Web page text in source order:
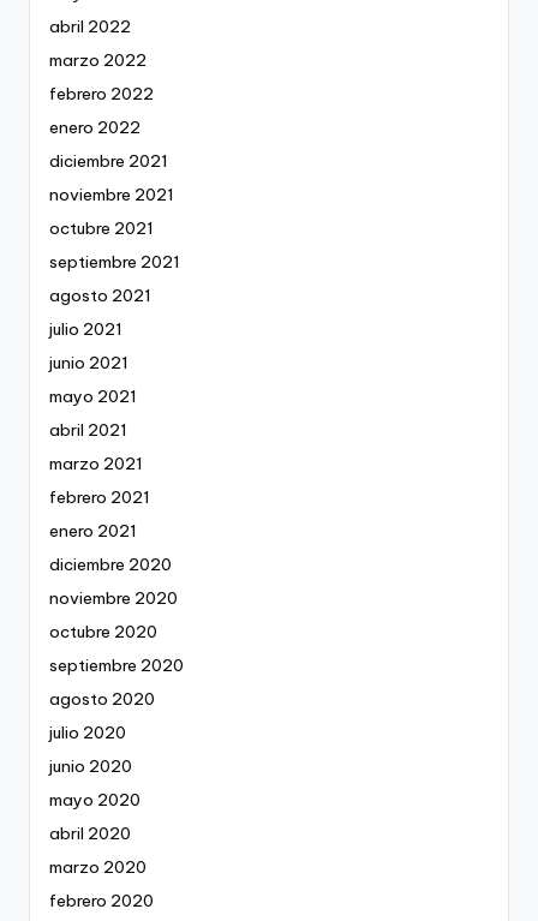
abril 2022
marzo 2022
febrero 2022
enero 2022
diciembre 2021
noviembre 2021
octubre 2021
septiembre 2021
agosto 2021
julio 2021
junio 2021
mayo 2021
abril 2021
marzo 2021
febrero 2021
enero 2021
diciembre 2020
noviembre 2020
octubre 2020
septiembre 2020
agosto 2020
julio 2020
junio 2020
mayo 2020
abril 2020
marzo 2020
febrero 2020